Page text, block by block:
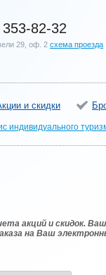
353-82-32
29, оф. 2 схема проезда
и скидки
индивидуального
акций и скидок.
на Ваш